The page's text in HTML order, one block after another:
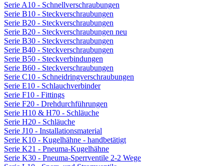
Serie A10 - Schnellverschraubungen
Serie B10 - Steckverschraubungen
Serie B20 - Steckverschraubungen
Serie B20 - Steckverschraubungen neu
Serie B30 - Steckverschraubungen
Serie B40 - Steckverschraubungen
Serie B50 - Steckverbindungen
Serie B60 - Steckverschraubungen
Serie C10 - Schneidringverschraubungen
Serie E10 - Schlauchverbinder
Serie F10 - Fittings
Serie F20 - Drehdurchführungen
Serie H10 & H70 - Schläuche
Serie H20 - Schläuche
Serie J10 - Installationsmaterial
Serie K10 - Kugelhähne - handbetätigt
Serie K21 - Pneuma-Kugelhähne
Serie K30 - Pneuma-Sperrventile 2-2 Wege